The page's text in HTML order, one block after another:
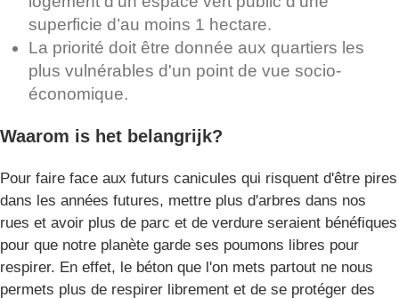
superficie d’au moins 1 hectare.
La priorité doit être donnée aux quartiers les
plus vulnérables d'un point de vue socio-
économique.
Waarom is het belangrijk?
Pour faire face aux futurs canicules qui risquent d'être pires
dans les années futures, mettre plus d'arbres dans nos
rues et avoir plus de parc et de verdure seraient bénéfiques
pour que notre planète garde ses poumons libres pour
respirer. En effet, le béton que l'on mets partout ne nous
permets plus de respirer librement et de se protéger des